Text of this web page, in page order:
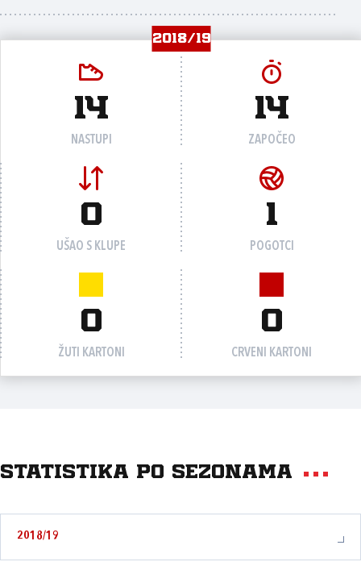
2018/19
14
NASTUPI
14
ZAPOČEO
0
UŠAO S KLUPE
1
POGOTCI
0
ŽUTI KARTONI
0
CRVENI KARTONI
Statistika po sezonama
2018/19